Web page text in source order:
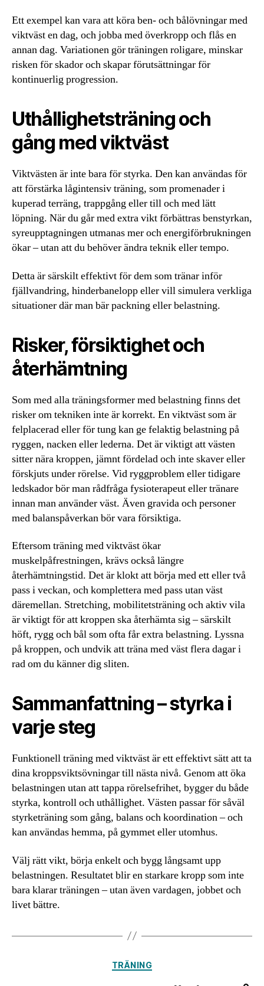
Ett exempel kan vara att köra ben- och bålövningar med
viktväst en dag, och jobba med överkropp och flås en
annan dag. Variationen gör träningen roligare, minskar
risken för skador och skapar förutsättningar för
kontinuerlig progression.
Uthållighetsträning och
gång med viktväst
Viktvästen är inte bara för styrka. Den kan användas för
att förstärka lågintensiv träning, som promenader i
kuperad terräng, trappgång eller till och med lätt
löpning. När du går med extra vikt förbättras benstyrkan,
syreupptagningen utmanas mer och energiförbrukningen
ökar – utan att du behöver ändra teknik eller tempo.
Detta är särskilt effektivt för dem som tränar inför
fjällvandring, hinderbanelopp eller vill simulera verkliga
situationer där man bär packning eller belastning.
Risker, försiktighet och
återhämtning
Som med alla träningsformer med belastning finns det
risker om tekniken inte är korrekt. En viktväst som är
felplacerad eller för tung kan ge felaktig belastning på
ryggen, nacken eller lederna. Det är viktigt att västen
sitter nära kroppen, jämnt fördelad och inte skaver eller
förskjuts under rörelse. Vid ryggproblem eller tidigare
ledskador bör man rådfråga fysioterapeut eller tränare
innan man använder väst. Även gravida och personer
med balanspåverkan bör vara försiktiga.
Eftersom träning med viktväst ökar
muskelpåfrestningen, krävs också längre
återhämtningstid. Det är klokt att börja med ett eller två
pass i veckan, och komplettera med pass utan väst
däremellan. Stretching, mobilitetsträning och aktiv vila
är viktigt för att kroppen ska återhämta sig – särskilt
höft, rygg och bål som ofta får extra belastning. Lyssna
på kroppen, och undvik att träna med väst flera dagar i
rad om du känner dig sliten.
Sammanfattning – styrka i
varje steg
Funktionell träning med viktväst är ett effektivt sätt att ta
dina kroppsviktsövningar till nästa nivå. Genom att öka
belastningen utan att tappa rörelsefrihet, bygger du både
styrka, kontroll och uthållighet. Västen passar för såväl
styrketräning som gång, balans och koordination – och
kan användas hemma, på gymmet eller utomhus.
Välj rätt vikt, börja enkelt och bygg långsamt upp
belastningen. Resultatet blir en starkare kropp som inte
bara klarar träningen – utan även vardagen, jobbet och
livet bättre.
Kategorier
TRÄNING